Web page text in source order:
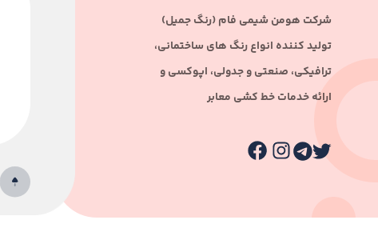
ﺷﺮﮐﺖ ﻫﻮﻣﻦ ﺷﯿﻤﯽ ﻓﺎم (رﻧﮓ ﺟﻤﯿﻞ)
ﺗﻮﻟﯿﺪ ﮐﻨﻨﺪه اﻧﻮاع رﻧﮓ ﻫﺎی ﺳﺎﺧﺘﻤﺎﻧﯽ،
ﺗﺮاﻓﯿﮑﯽ، ﺻﻨﻌﺘﯽ و ﺟﺪوﻟﯽ، اﭘﻮﮐﺴﯽ و
اراﺋﻪ ﺧﺪﻣﺎت ﺧﻂ ﮐﺸﯽ ﻣﻌﺎﺑﺮ